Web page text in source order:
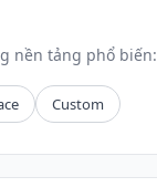
nền tảng phổ biến:
Custom